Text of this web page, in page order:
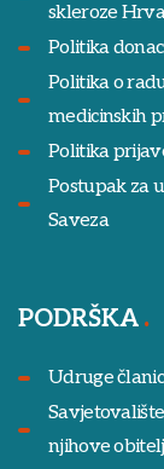
skleroze
Politika
Politika o
medicinskih
Politika
Postupak za
Saveza
PODRŠKA
Udruge
njihove